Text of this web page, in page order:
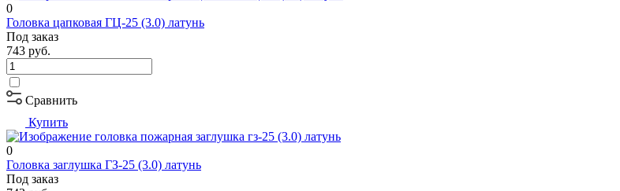
0
Головка цапковая ГЦ-25 (3.0) латунь
Под заказ
743 руб.
Сравнить
Купить
0
Головка заглушка ГЗ-25 (3.0) латунь
Под заказ